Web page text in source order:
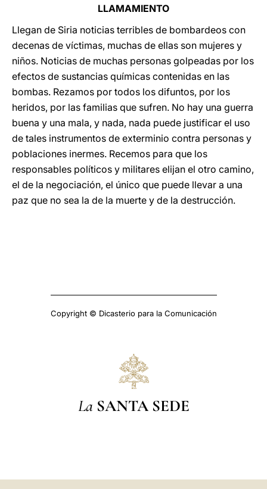
LLAMAMIENTO
Llegan de Siria noticias terribles de bombardeos con
decenas de víctimas, muchas de ellas son mujeres y
niños. Noticias de muchas personas golpeadas por los
efectos de sustancias químicas contenidas en las
bombas. Rezamos por todos los difuntos, por los
heridos, por las familias que sufren. No hay una guerra
buena y una mala, y nada, nada puede justificar el uso
de tales instrumentos de exterminio contra personas y
poblaciones inermes. Recemos para que los
responsables políticos y militares elijan el otro camino,
el de la negociación, el único que puede llevar a una
paz que no sea la de la muerte y de la destrucción.
Copyright © Dicasterio para la Comunicación
La SANTA SEDE